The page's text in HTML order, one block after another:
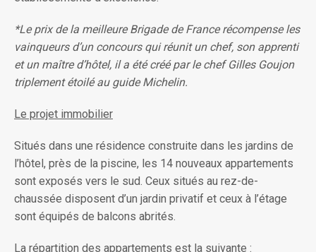
*Le prix de la meilleure Brigade de France récompense les
vainqueurs d’un concours qui réunit un chef, son apprenti
et un maître d’hôtel, il a été créé par le chef Gilles Goujon
triplement étoilé au guide Michelin.
Le projet immobilier
Situés dans une résidence construite dans les jardins de
l’hôtel, près de la piscine, les 14 nouveaux appartements
sont exposés vers le sud. Ceux situés au rez-de-
chaussée disposent d’un jardin privatif et ceux à l’étage
sont équipés de balcons abrités.
La répartition des appartements est la suivante :